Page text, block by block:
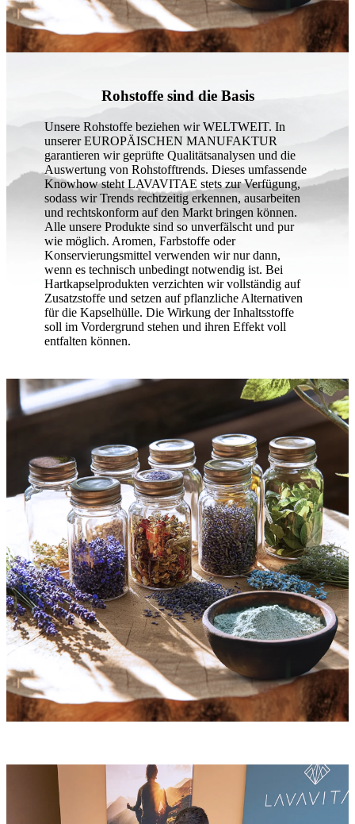
Rohstoffe sind die Basis
Unsere Rohstoffe beziehen wir WELTWEIT. In
unserer EUROPÄISCHEN MANUFAKTUR
garantieren wir geprüfte Qualitätsanalysen und die
Auswertung von Rohstofftrends. Dieses umfassende
Knowhow steht LAVAVITAE stets zur Verfügung,
sodass wir Trends rechtzeitig erkennen, ausarbeiten
und rechtskonform auf den Markt bringen können.
Alle unsere Produkte sind so unverfälscht und pur
wie möglich. Aromen, Farbstoffe oder
Konservierungsmittel verwenden wir nur dann,
wenn es technisch unbedingt notwendig ist. Bei
Hartkapselprodukten verzichten wir vollständig auf
Zusatzstoffe und setzen auf pflanzliche Alternativen
für die Kapselhülle. Die Wirkung der Inhaltsstoffe
soll im Vordergrund stehen und ihren Effekt voll
entfalten können.